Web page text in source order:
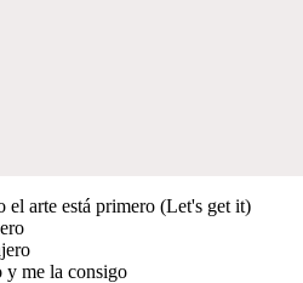
arte está primero (Let's get it)
y me la consigo